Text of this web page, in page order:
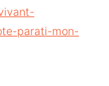
parati-mon-